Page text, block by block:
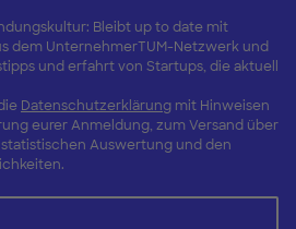
Bleibt up to date mit
dem UnternehmerTUM-Netzwerk und
und erfahrt von Startups, die aktuell
Datenschutzerklärungmit Hinweisen
eurer Anmeldung, zum Versand über
Auswertung und den